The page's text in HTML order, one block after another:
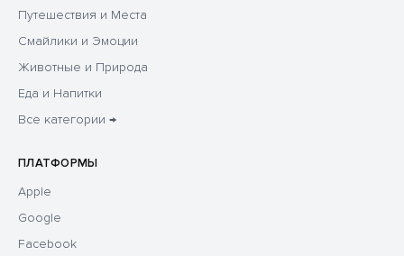
Путешествия и Места
Смайлики и Эмоции
Животные и Природа
Еда и Напитки
Все категории →
ПЛАТФОРМЫ
Apple
Google
Facebook